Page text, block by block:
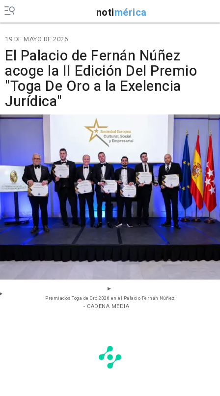
notimérica
19 DE MAYO DE 2026
El Palacio de Fernán Núñez
acoge la II Edición Del Premio
"Toga De Oro a la Exelencia
Jurídica"
Premiados Toga de Oro 2026 en el Palacio Fernán Núñez
- CADENA MEDIA